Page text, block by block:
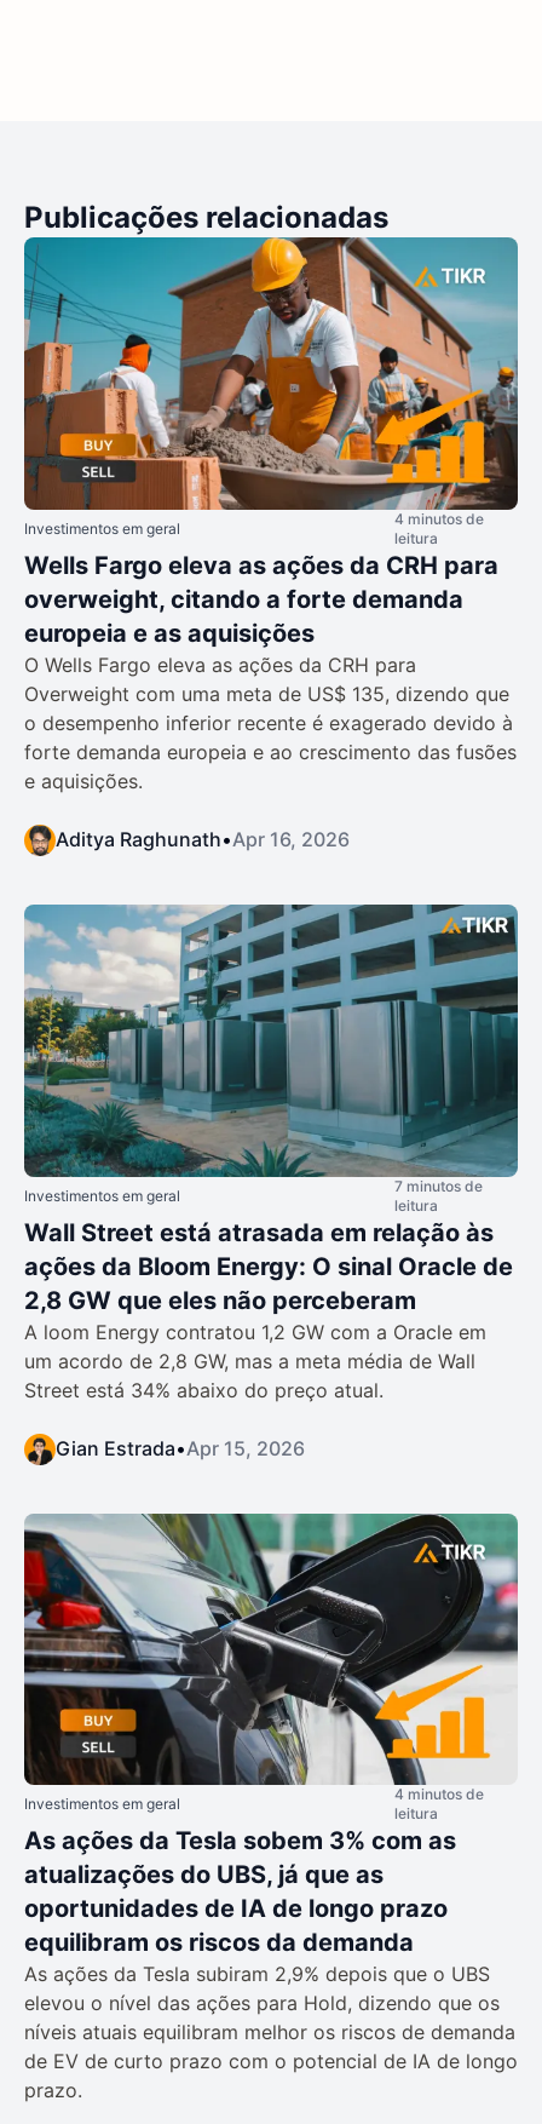
Publicações relacionadas
Investimentos em geral
4 minutos de
leitura
Wells Fargo eleva as ações da CRH para
overweight, citando a forte demanda
europeia e as aquisições
O Wells Fargo eleva as ações da CRH para
Overweight com uma meta de US$ 135, dizendo que
o desempenho inferior recente é exagerado devido à
forte demanda europeia e ao crescimento das fusões
e aquisições.
Aditya Raghunath•Apr 16, 2026
Investimentos em geral
7 minutos de
leitura
Wall Street está atrasada em relação às
ações da Bloom Energy: O sinal Oracle de
2,8 GW que eles não perceberam
A loom Energy contratou 1,2 GW com a Oracle em
um acordo de 2,8 GW, mas a meta média de Wall
Street está 34% abaixo do preço atual.
Gian Estrada•Apr 15, 2026
Investimentos em geral
4 minutos de
leitura
As ações da Tesla sobem 3% com as
atualizações do UBS, já que as
oportunidades de IA de longo prazo
equilibram os riscos da demanda
As ações da Tesla subiram 2,9% depois que o UBS
elevou o nível das ações para Hold, dizendo que os
níveis atuais equilibram melhor os riscos de demanda
de EV de curto prazo com o potencial de IA de longo
prazo.